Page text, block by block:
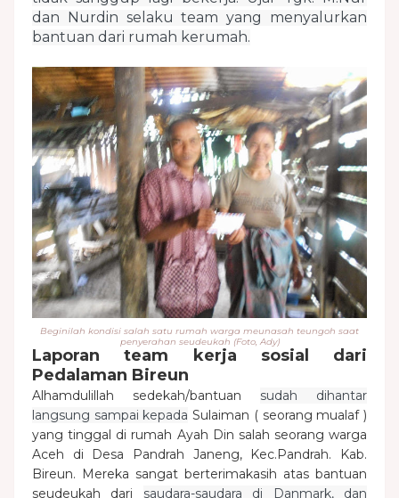
dan Nurdin selaku team yang menyalurkan
bantuan dari rumah kerumah.
Beginilah kondisi salah satu rumah warga meunasah teungoh saat
penyerahan seudeukah (Foto, Ady)
Laporan team kerja sosial dari
Pedalaman Bireun
Alhamdulillah sedekah/bantuan sudah dihantar
langsung sampai kepada Sulaiman ( seorang mualaf )
yang tinggal di rumah Ayah Din salah seorang warga
Aceh di Desa Pandrah Janeng, Kec.Pandrah. Kab.
Bireun. Mereka sangat berterimakasih atas bantuan
seudeukah dari saudara-saudara di Danmark, dan